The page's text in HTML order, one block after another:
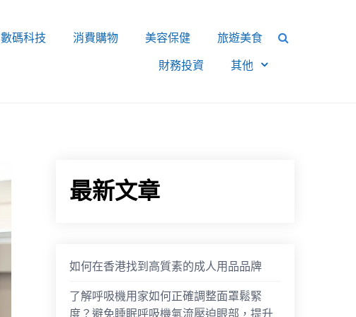
數碼科技 消費購物 美容保健 旅遊美食
財務投資 其他
最新文章
如何在香港找到高質素的成人用品品牌
了解呼吸機用家如何正確調整面罩鬆緊
度？避免睡眠呼吸機氣流壓迫眼部，提升